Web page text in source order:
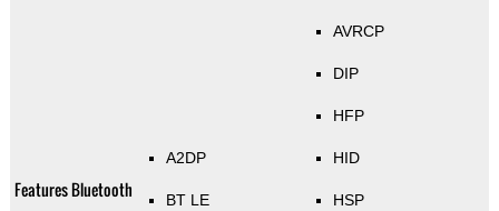
Features Bluetooth
A2DP
BT LE
AVRCP
DIP
HFP
HID
HSP